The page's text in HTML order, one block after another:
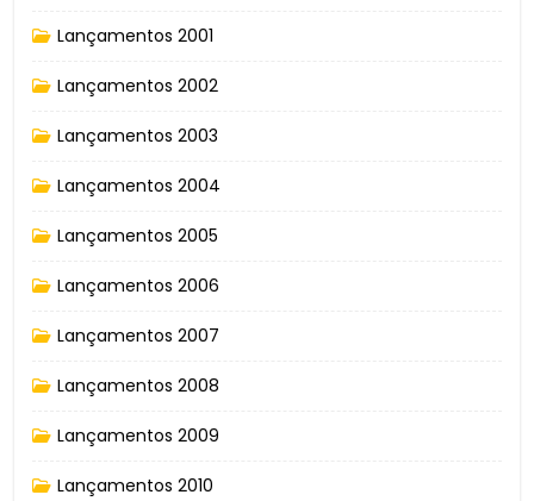
Lançamentos 2001
Lançamentos 2002
Lançamentos 2003
Lançamentos 2004
Lançamentos 2005
Lançamentos 2006
Lançamentos 2007
Lançamentos 2008
Lançamentos 2009
Lançamentos 2010